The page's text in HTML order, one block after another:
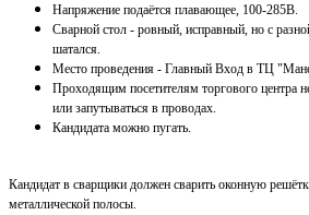
Напряжение подаётся плавающее, 100-285В.
Сварной стол - ровный, исправный, но с
шатался.
Место проведения - Главный Вход в ТЦ
Проходящим посетителям торгового центра
или запутываться в проводах.
Кандидата можно пугать.
Кандидат в сварщики должен сварить оконную
металлической полосы.